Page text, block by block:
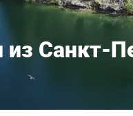
Санкт-